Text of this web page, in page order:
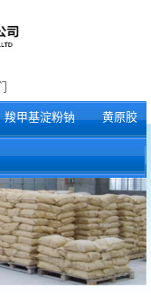
羧甲基淀粉钠 黄原胶